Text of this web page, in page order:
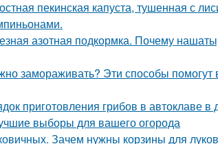
пекинская капуста, тушенная с
азотная подкормка. Почему
замораживать? Эти способы помогут
приготовления грибов в автоклаве
выборы для вашего огорода
Зачем нужны корзины для